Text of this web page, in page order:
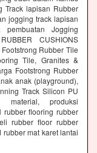
Track lapisan Rubber
jogging track lapisan
Jogging
CUSHIONS
Rubber Tile
Tile, Granites &
Footstrong Rubber
anak (playground),
Track Silicon PU
material, produksi
rubber flooring rubber
rubber floor rubber
mat karet lantai